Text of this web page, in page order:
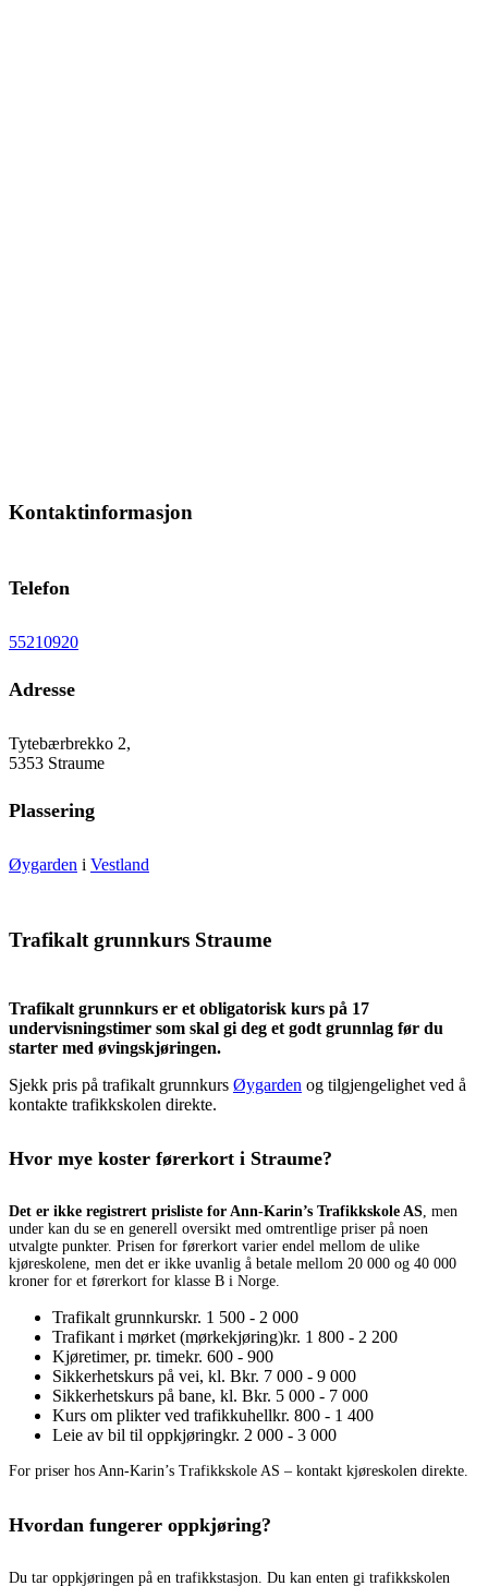
Kontaktinformasjon
Telefon
55210920
Adresse
Tytebærbrekko 2,
5353 Straume
Plassering
Øygarden i Vestland
Trafikalt grunnkurs Straume
Trafikalt grunnkurs er et obligatorisk kurs på 17
undervisningstimer som skal gi deg et godt grunnlag før du
starter med øvingskjøringen.
Sjekk pris på trafikalt grunnkurs Øygarden og tilgjengelighet ved å
kontakte trafikkskolen direkte.
Hvor mye koster førerkort i Straume?
Det er ikke registrert prisliste for Ann-Karin’s Trafikkskole AS, men
under kan du se en generell oversikt med omtrentlige priser på noen
utvalgte punkter. Prisen for førerkort varier endel mellom de ulike
kjøreskolene, men det er ikke uvanlig å betale mellom 20 000 og 40 000
kroner for et førerkort for klasse B i Norge.
Trafikalt grunnkurskr. 1 500 - 2 000
Trafikant i mørket (mørkekjøring)kr. 1 800 - 2 200
Kjøretimer, pr. timekr. 600 - 900
Sikkerhetskurs på vei, kl. Bkr. 7 000 - 9 000
Sikkerhetskurs på bane, kl. Bkr. 5 000 - 7 000
Kurs om plikter ved trafikkuhellkr. 800 - 1 400
Leie av bil til oppkjøringkr. 2 000 - 3 000
For priser hos Ann-Karin’s Trafikkskole AS – kontakt kjøreskolen direkte.
Hvordan fungerer oppkjøring?
Du tar oppkjøringen på en trafikkstasjon. Du kan enten gi trafikkskolen